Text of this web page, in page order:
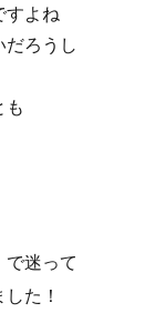
すよね
だろうし
も
で迷って
た！